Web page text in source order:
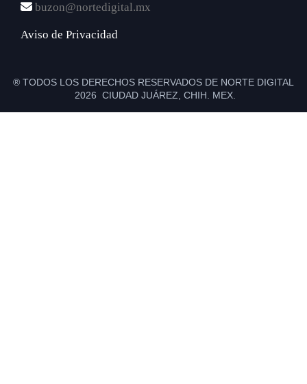
buzon@nortedigital.mx
Aviso de Privacidad
® TODOS LOS DERECHOS RESERVADOS DE NORTE DIGITAL
2026 CIUDAD JUÁREZ, CHIH. MEX.